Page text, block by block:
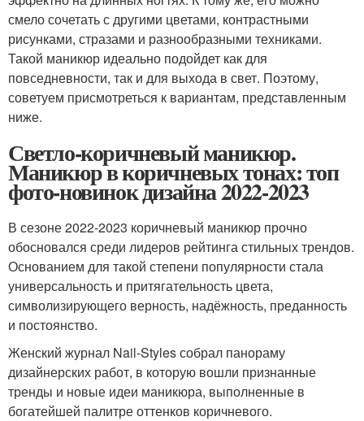
смело сочетать с другими цветами, контрастными
рисунками, стразами и разнообразными техниками.
Такой маникюр идеально подойдет как для
повседневности, так и для выхода в свет. Поэтому,
советуем присмотреться к вариантам, представленным
ниже.
Светло-коричневый маникюр.
Маникюр в коричневых тонах: топ
фото-новинок дизайна 2022-2023
В сезоне 2022-2023 коричневый маникюр прочно
обосновался среди лидеров рейтинга стильных трендов.
Основанием для такой степени популярности стала
универсальность и притягательность цвета,
символизирующего верность, надёжность, преданность
и постоянство.
Женский журнал Nail-Styles собрал панораму
дизайнерских работ, в которую вошли признанные
тренды и новые идеи маникюра, выполненные в
богатейшей палитре оттенков коричневого.